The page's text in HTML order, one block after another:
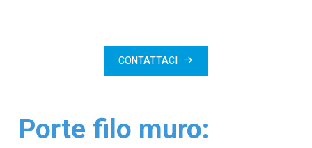
CONTATTACI
Porte filo muro: